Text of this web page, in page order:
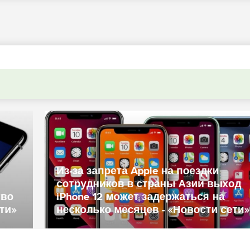
Из-за запрета Apple на поездки
сотрудников в страны Азии выход
iPhone 12 может задержаться на
несколько месяцев - «Новости сети»